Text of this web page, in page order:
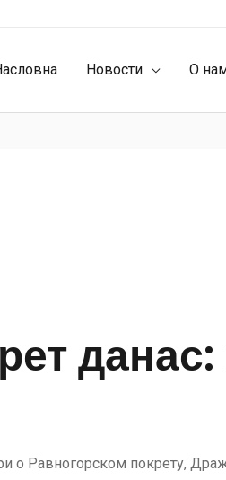
Новости О
о Равногорском покрету,